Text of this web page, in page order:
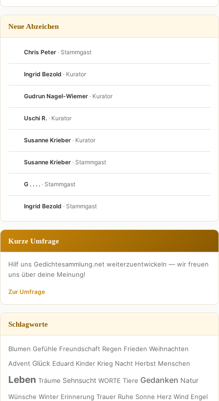
Neue Abzeichen
Chris Peter · Stammgast
Ingrid Bezold · Kurator
Gudrun Nagel-Wiemer · Kurator
Uschi R. · Kurator
Susanne Krieber · Kurator
Susanne Krieber · Stammgast
G . . . . · Stammgast
Ingrid Bezold · Stammgast
Kurze Umfrage
Hilf uns Gedichtesammlung.net weiterzuentwickeln — wir freuen
uns über deine Meinung!
Zur Umfrage
Schlagworte
Blumen Gefühle Freundschaft Regen Frieden Weihnachten
Advent Glück Eduard Kinder Krieg Nacht Herbst Menschen
Leben Träume Sehnsucht WORTE Tiere Gedanken Natur
Wünsche Winter Erinnerung Trauer Ruhe Sonne Herz Wind Engel